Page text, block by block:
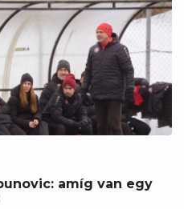
amíg van egy